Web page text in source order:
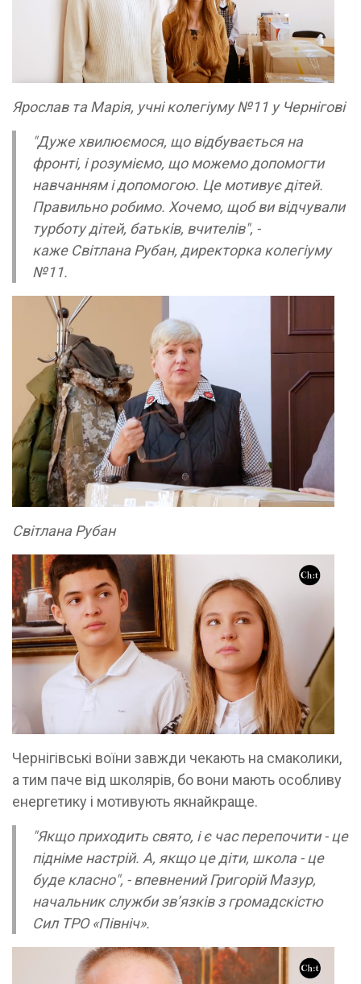
Ярослав та Марія, учні колегіуму №11 у Чернігові
"Дуже хвилюємося, що відбувається на
фронті, і розуміємо, що можемо допомогти
навчанням і допомогою. Це мотивує дітей.
Правильно робимо. Хочемо, щоб ви відчували
турботу дітей, батьків, вчителів", -
каже Світлана Рубан, директорка колегіуму
№11.
Світлана Рубан
Чернігівські воїни завжди чекають на смаколики,
а тим паче від школярів, бо вони мають особливу
енергетику і мотивують якнайкраще.
"Якщо приходить свято, і є час перепочити - це
підніме настрій. А, якщо це діти, школа - це
буде класно", - впевнений Григорій Мазур,
начальник служби зв’язків з громадскістю
Сил ТРО «Північ».